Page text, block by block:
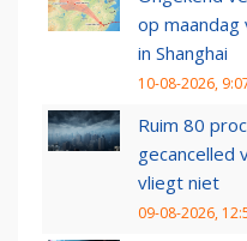
op maandag
in Shanghai
10-08-2026,
Ruim 80
gecancelled
vliegt niet
09-08-2026,